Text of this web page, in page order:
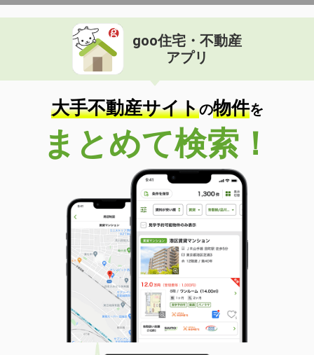
goo住宅・不動産
アプリ
大手不動産サイトの物件を
まとめて検索！